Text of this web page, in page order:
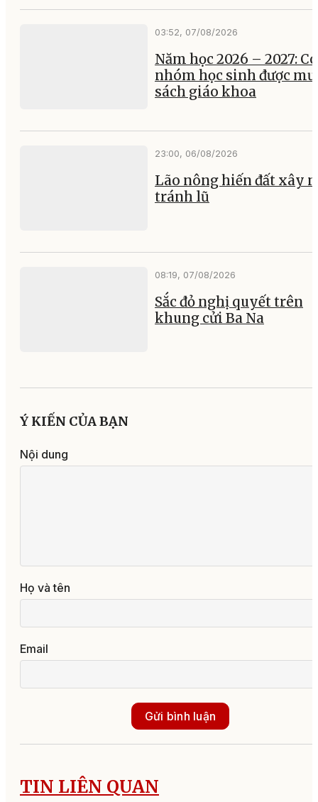
03:52, 07/08/2026
Năm học 2026 – 2027:
nhóm học sinh được
sách giáo khoa
23:00, 06/08/2026
Lão nông hiến đất xây
tránh lũ
08:19, 07/08/2026
Sắc đỏ nghị quyết trên
khung cửi Ba Na
Ý KIẾN CỦA BẠN
Nội dung
Họ và tên
Email
Gửi bình luận
TIN LIÊN QUAN